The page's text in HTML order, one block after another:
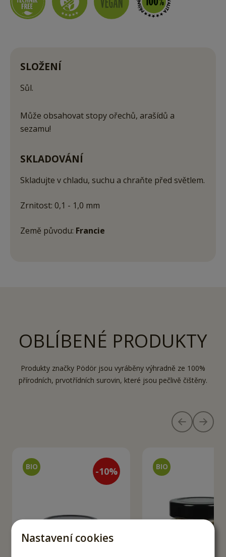
SLOŽENÍ
Sůl.
Může obsahovat stopy ořechů, arašídů a
sezamu!
SKLADOVÁNÍ
Skladujte v chladu, suchu a chraňte před světlem.
Zrnitost: 0,1 - 1,0 mm
Země původu: Francie
OBLÍBENÉ PRODUKTY
Produkty značky Pödör jsou vyráběny výhradně ze 100%
přírodních, prvotřídních surovin, které jsou pečlivě čištěny.
-10%
Nastavení cookies